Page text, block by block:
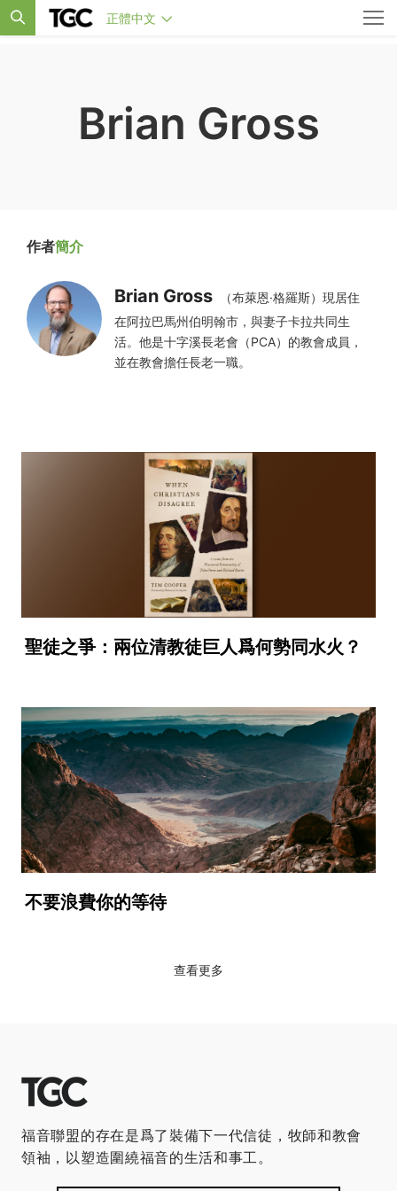
正體中文
Brian Gross
作者簡介
Brian Gross
（布萊恩·格羅斯）現居住
在阿拉巴馬州伯明翰市，與妻子卡拉共同生
活。他是十字溪長老會（PCA）的教會成員，
並在教會擔任長老一職。
聖徒之爭：兩位清教徒巨人爲何勢同水火？
不要浪費你的等待
查看更多
福音聯盟的存在是爲了裝備下一代信徒，牧師和教會
領袖，以塑造圍繞福音的生活和事工。